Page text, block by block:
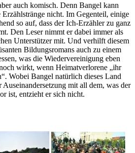
auch komisch. Denn Bangel kann
nicht. Im Gegenteil, einige
so auf, dass der Ich-Erzähler zu ganz
Den Leser nimmt er dabei immer als
Unterstützer mit. Und verhilft diesem
Bildungsromans auch zu einem
was die Wiedervereinigung eben
wirkt, wenn Heimatverlorene „ihr
Wobei Bangel natürlich dieses Land
mit all dem, was der
ist, entzieht er sich nicht.